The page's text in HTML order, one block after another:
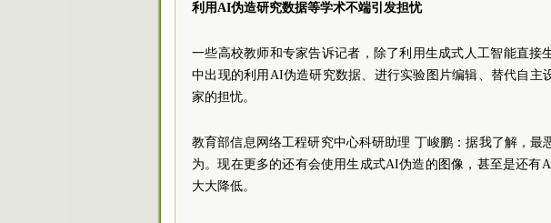
利用AI伪造研究数据等学术不端引发担忧
一些高校教师和专家告诉记者，除了利用生成式人工智能直接
中出现的利用AI伪造研究数据、进行实验图片编辑、替代自主
家的担忧。
教育部信息网络工程研究中心科研助理 丁峻鹏：据我了解，
为。现在更多的还有会使用生成式AI伪造的图像，甚至是还有
大大降低。